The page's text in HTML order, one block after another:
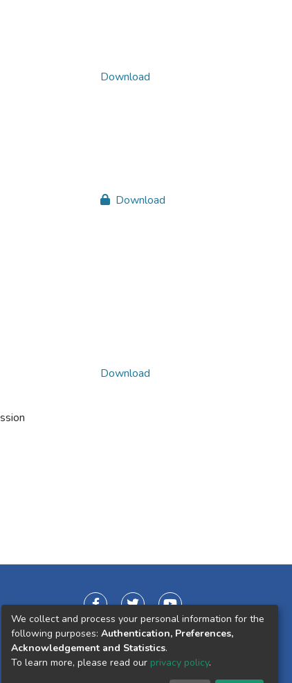
Download
Download
Download
We collect and process your personal information for the
following purposes: Authentication, Preferences,
Acknowledgement and Statistics.
To learn more, please read our privacy policy.